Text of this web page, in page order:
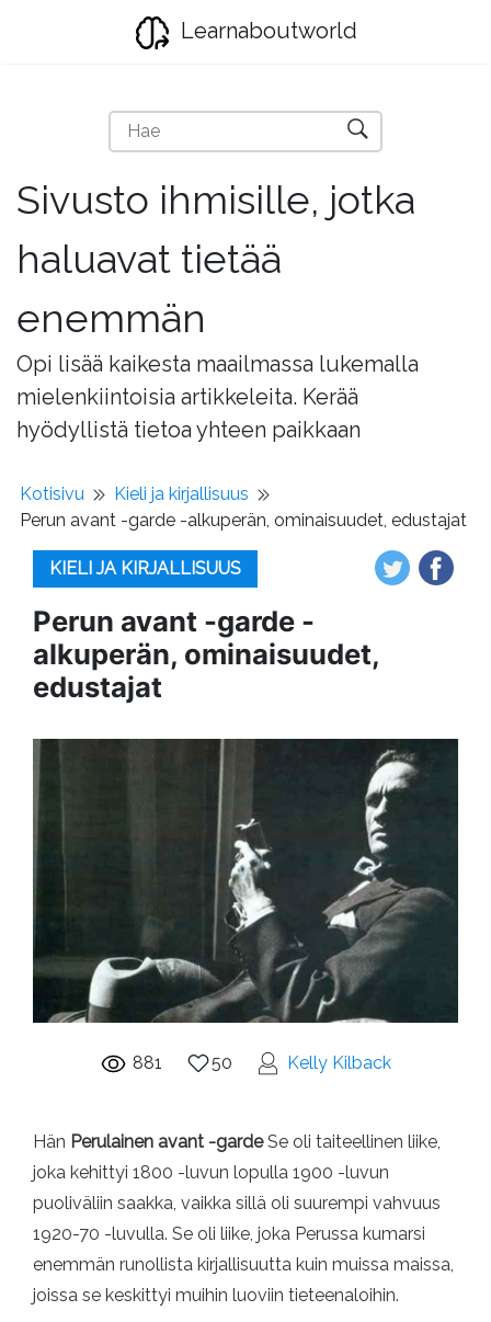
Learnaboutworld
Sivusto ihmisille, jotka
haluavat tietää
enemmän
Opi lisää kaikesta maailmassa lukemalla
mielenkiintoisia artikkeleita. Kerää
hyödyllistä tietoa yhteen paikkaan
Kotisivu
Kieli ja kirjallisuus
Perun avant -garde -alkuperän, ominaisuudet, edustajat
KIELI JA KIRJALLISUUS
Perun avant -garde -
alkuperän, ominaisuudet,
edustajat
881 50 Kelly Kilback
Hän Perulainen avant -gardeSe oli taiteellinen liike,
joka kehittyi 1800 -luvun lopulla 1900 -luvun
puoliväliin saakka, vaikka sillä oli suurempi vahvuus
1920-70 -luvulla. Se oli liike, joka Perussa kumarsi
enemmän runollista kirjallisuutta kuin muissa maissa,
joissa se keskittyi muihin luoviin tieteenaloihin.